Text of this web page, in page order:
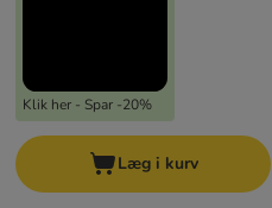
Klik her - Spar -20%
Læg i kurv